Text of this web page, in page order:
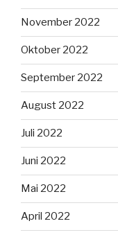
November 2022
Oktober 2022
September 2022
August 2022
Juli 2022
Juni 2022
Mai 2022
April 2022